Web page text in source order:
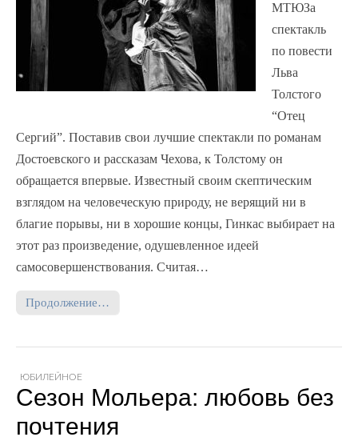
МТЮЗа
спектакль
по повести
Льва
Толстого
“Отец
Сергий”. Поставив свои лучшие спектакли по романам
Достоевского и рассказам Чехова, к Толстому он
обращается впервые. Известный своим скептическим
взглядом на человеческую природу, не верящий ни в
благие порывы, ни в хорошие концы, Гинкас выбирает на
этот раз произведение, одушевленное идеей
самосовершенствования. Считая…
Продолжение…
ЮБИЛЕЙНОЕ
Сезон Мольера: любовь без
почтения